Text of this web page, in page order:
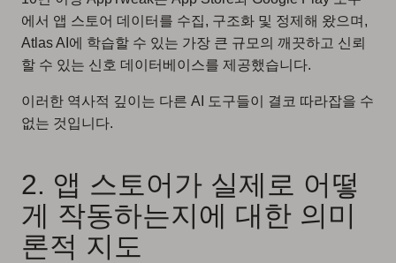
에서 앱 스토어 데이터를 수집, 구조화 및 정제해 왔으며,
Atlas AI에 학습할 수 있는 가장 큰 규모의 깨끗하고 신뢰
할 수 있는 신호 데이터베이스를 제공했습니다.
이러한 역사적 깊이는 다른 AI 도구들이 결코 따라잡을 수
없는 것입니다.
2. 앱 스토어가 실제로 어떻
게 작동하는지에 대한 의미
론적 지도